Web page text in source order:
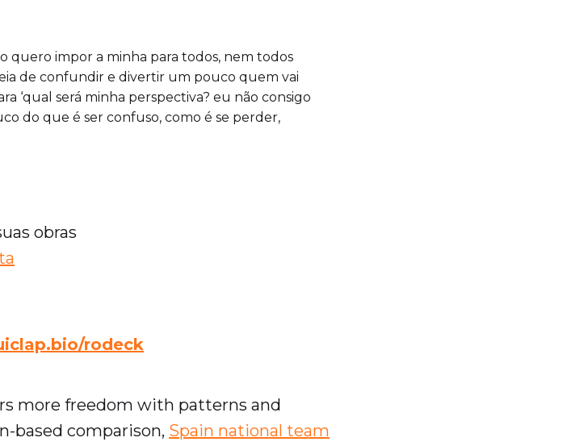
quero impor a minha para todos, nem todos
de confundir e divertir um pouco quem vai
‘qual será minha perspectiva? eu não consigo
do que é ser confuso, como é se perder,
obras
rodeck
more freedom with patterns and
based comparison, Spain national team